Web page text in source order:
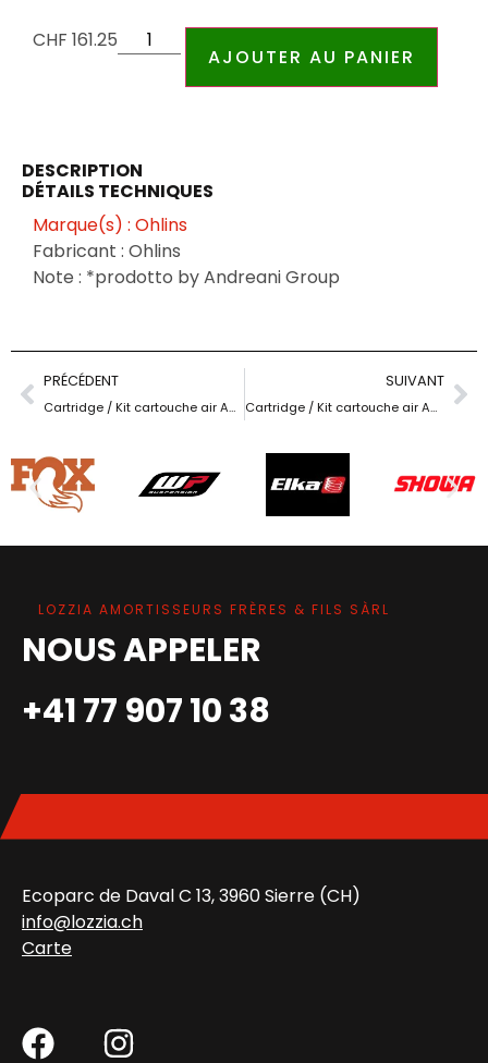
CHF 161.25
AJOUTER AU PANIER
DESCRIPTION
DÉTAILS TECHNIQUES
Marque(s) : Ohlins
Fabricant : Ohlins
Note : *prodotto by Andreani Group
PRÉCÉDENT
Cartridge / Kit cartouche air Andreani / Fork Ohlins RXF38 m.2 – stroke 150 mm
SUIVANT
Cartridge / Kit cartouche air Andreani / Fork Ohlins RXF38 m.2 – stroke 170 mm
LOZZIA AMORTISSEURS FRÈRES & FILS SÀRL
NOUS APPELER
+41 77 907 10 38
Ecoparc de Daval C 13, 3960 Sierre (CH)
info@lozzia.ch
Carte